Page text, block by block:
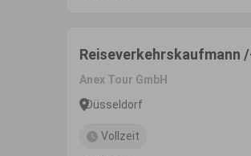
Reiseverkehrskaufmann
Anex Tour GmbH
Düsseldorf
Vollzeit